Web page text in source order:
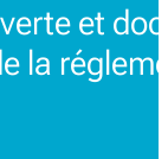
et
la